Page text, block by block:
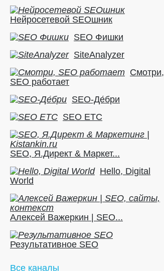
Нейросетевой SEOшник
SEO Фишки
SiteAnalyzer
Смотри,
SEO работает
SEO-Де́бри
SEO ETC
SEO, Я.Директ & Маркет...
Hello, Digital
World
Алексей Важеркин | SEO...
Результативное SEO
Все каналы